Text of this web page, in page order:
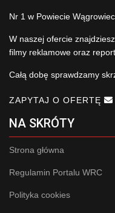
Nr 1 w Powiecie
W naszej ofercie
filmy reklamowe oraz
Całą dobę sprawdzamy
ZAPYTAJ O OFERTĘ
NA SKRÓTY
Strona główna
Regulamin Portalu WRC
Polityka cookies